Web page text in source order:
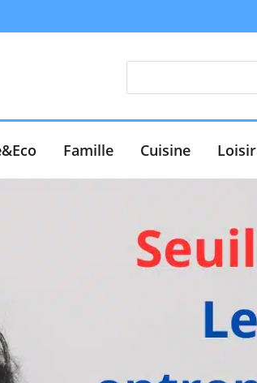
Famille Cuisine Loisir